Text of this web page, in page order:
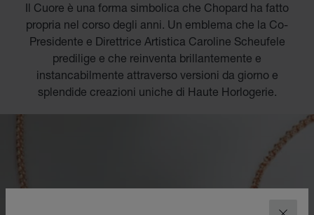
Il Cuore è una forma simbolica che Chopard ha fatto
propria nel corso degli anni. Un emblema che la Co-
Presidente e Direttrice Artistica Caroline Scheufele
predilige e che reinventa brillantemente e
instancabilmente attraverso versioni da giorno e
splendide creazioni uniche di Haute Horlogerie.